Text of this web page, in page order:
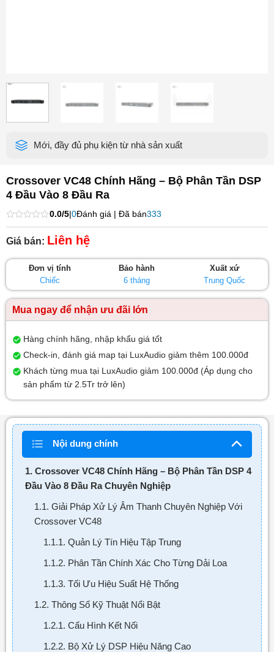
Mới, đầy đủ phụ kiện từ nhà sản xuất
Crossover VC48 Chính Hãng – Bộ Phân Tần DSP
4 Đầu Vào 8 Đầu Ra
Được
xếp
hạng
5
0.0/5|0Đánh giá | Đã bán333
Giá bán: Liên hệ
Đơn vị tính
Chiếc
Bảo hành
6 tháng
Xuất xứ
Trung Quốc
Mua ngay để nhận ưu đãi lớn
Hàng chính hãng, nhập khẩu giá tốt
Check-in, đánh giá map tại LuxAudio giảm thêm 100.000đ
Khách từng mua tại LuxAudio giảm 100.000đ (Áp dụng cho
sản phẩm từ 2.5Tr trở lên)
Nội dung chính
1. Crossover VC48 Chính Hãng – Bộ Phân Tần DSP 4
Đầu Vào 8 Đầu Ra Chuyên Nghiệp
1.1. Giải Pháp Xử Lý Âm Thanh Chuyên Nghiệp Với
Crossover VC48
1.1.1. Quản Lý Tín Hiệu Tập Trung
1.1.2. Phân Tần Chính Xác Cho Từng Dải Loa
1.1.3. Tối Ưu Hiệu Suất Hệ Thống
1.2. Thông Số Kỹ Thuật Nổi Bật
1.2.1. Cấu Hình Kết Nối
1.2.2. Bộ Xử Lý DSP Hiệu Năng Cao